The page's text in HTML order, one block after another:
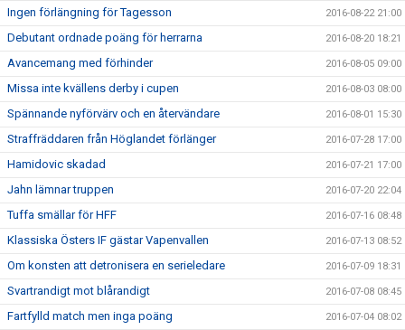
Ingen förlängning för Tagesson 2016-08-22 21:00
Debutant ordnade poäng för herrarna 2016-08-20 18:21
Avancemang med förhinder 2016-08-05 09:00
Missa inte kvällens derby i cupen 2016-08-03 08:00
Spännande nyförvärv och en återvändare 2016-08-01 15:30
Straffräddaren från Höglandet förlänger 2016-07-28 17:00
Hamidovic skadad 2016-07-21 17:00
Jahn lämnar truppen 2016-07-20 22:04
Tuffa smällar för HFF 2016-07-16 08:48
Klassiska Östers IF gästar Vapenvallen 2016-07-13 08:52
Om konsten att detronisera en serieledare 2016-07-09 18:31
Svartrandigt mot blårandigt 2016-07-08 08:45
Fartfylld match men inga poäng 2016-07-04 08:02